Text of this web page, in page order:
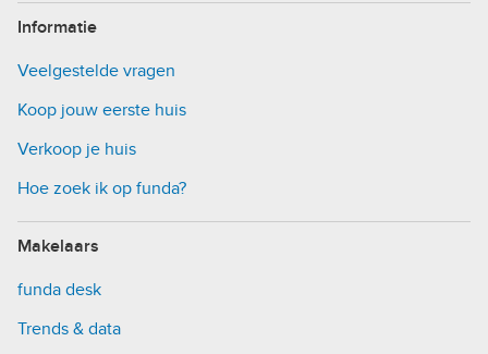
Informatie
Veelgestelde vragen
Koop jouw eerste huis
Verkoop je huis
Hoe zoek ik op funda?
Makelaars
funda desk
Trends & data